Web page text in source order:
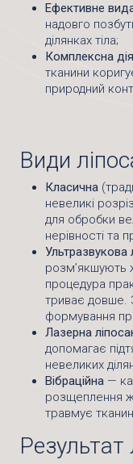
Ефективне
надовго
ділянках тіла;
Комплексна
тканини
природний
Види
Класична
невеликі
для обробки
нерівності та
Ультразвукова
розм’якшують
процедура
триває довше.
формування
Лазерна
допомагає
невеликих
Вібраційна —
розщеплення
травмує
Результат